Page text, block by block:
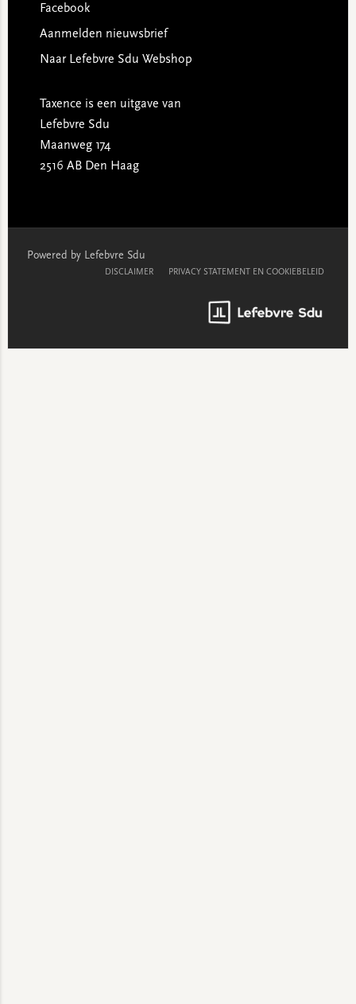
Facebook
Aanmelden nieuwsbrief
Naar Lefebvre Sdu Webshop
Taxence is een uitgave van
Lefebvre Sdu
Maanweg 174
2516 AB Den Haag
Powered by Lefebvre Sdu
DISCLAIMER PRIVACY STATEMENT EN COOKIEBELEID